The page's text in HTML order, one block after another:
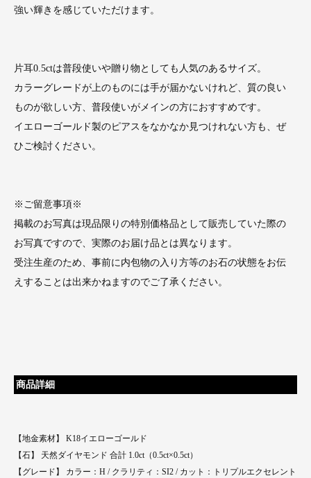
強い輝きを感じていただけます。
片耳0.5ctは普段使いや贈り物としても人気のあるサイズ。
カラーグレードが上のものには手が届かないけれど、質の良い
ものが欲しい方、普段使いがメインの方におすすめです。
イエローゴールド製のピアスをなかなか見つけれない方も、ぜ
ひご検討ください。
※ご留意事項※
掲載のお写真は現品限りの特別価格品として販売していた際の
お写真ですので、実際のお届け品とは異なります。
受注生産のため、事前に内包物の入り方等のお石の状態をお伝
えすることは出来かねますのでご了承ください。
商品詳細
【地金素材】 K18イエローゴールド
【石】 天然ダイヤモンド 合計 1.0ct（0.5ct×0.5ct）
【グレード】 カラー：H / クラリティ：SI2 / カット：トリプルエクセレント